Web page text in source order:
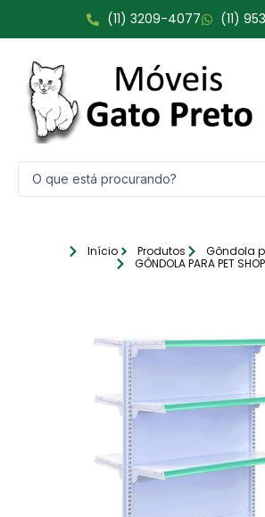
para
conteúdo
(11) 3209-4077 (11)
Pesquisar
Início Produtos
Gôndola
GÔNDOLA PARA PET